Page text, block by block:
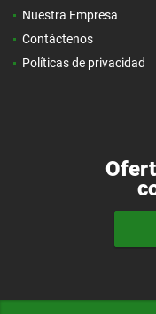
Nuestra Empresa
Contáctenos
Políticas de privacidad